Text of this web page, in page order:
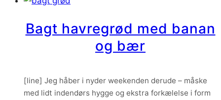
Bagt havregrød med banan
og bær
[line] Jeg håber i nyder weekenden derude – måske
med lidt indendørs hygge og ekstra forkælelse i form